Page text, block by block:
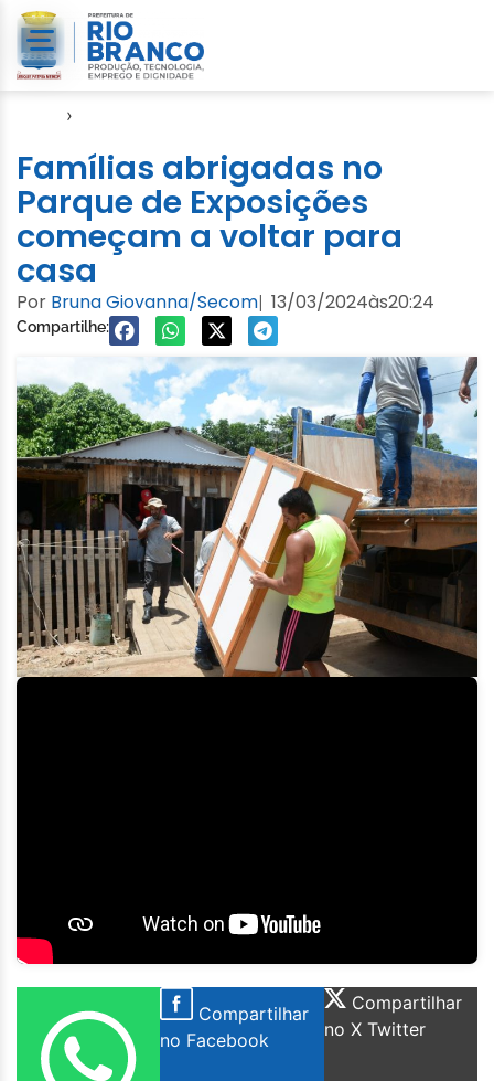
›
Famílias abrigadas no
Parque de Exposições
começam a voltar para
casa
Por Bruna Giovanna/Secom| 13/03/2024às20:24
Compartilhe:
Compartilhar
no Facebook
Compartilhar
no X Twitter